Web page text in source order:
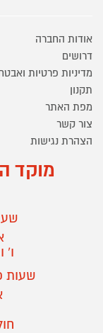
אודות החברה
דרושים
מדיניות פרטיות
תקנון
מפת האתר
צור קשר
הצהרת נגישות
מוקד
ו'
שעות